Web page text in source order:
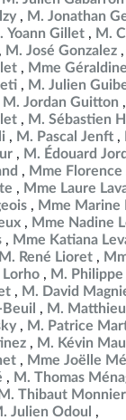
M. Jonathan
Yoann Gillet
M.
M. José Gonzalez
Mme
M. Julien
M. Jordan Guitton
M. Sébastien
M. Pascal Jenft
M. Édouard
Mme
Mme Laure
Mme Marine
Mme Nadine
Mme Katiana
M. René Lioret
Lorho
M.
M. David
M.
M. Patrice
M. Kévin
Mme Joëlle
M. Thomas
M. Thibaut Monnier
Julien Odoul